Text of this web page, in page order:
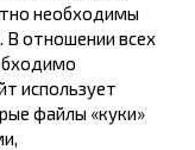
необходимы
В отношении всех
использует
файлы «куки»